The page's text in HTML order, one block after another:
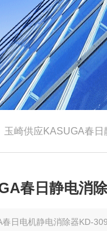
玉崎供应KASUGA春
春日静电消
春日电机静电消除器KD-